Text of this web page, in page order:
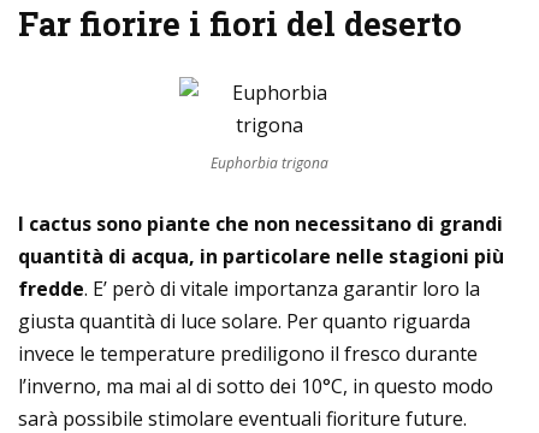
Far fiorire i fiori del deserto
Euphorbia trigona
I cactus sono piante che non necessitano di grandi
quantità di acqua, in particolare nelle stagioni più
fredde. E’ però di vitale importanza garantir loro la
giusta quantità di luce solare. Per quanto riguarda
invece le temperature prediligono il fresco durante
l’inverno, ma mai al di sotto dei 10°C, in questo modo
sarà possibile stimolare eventuali fioriture future.